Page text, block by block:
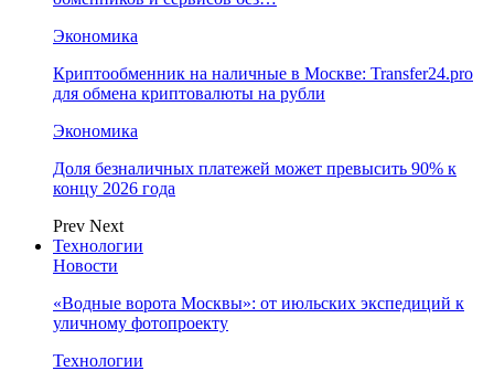
Экономика
Криптообменник на наличные в Москве: Transfer24.pro
для обмена криптовалюты на рубли
Экономика
Доля безналичных платежей может превысить 90% к
концу 2026 года
Prev Next
Технологии
Новости
«Водные ворота Москвы»: от июльских экспедиций к
уличному фотопроекту
Технологии